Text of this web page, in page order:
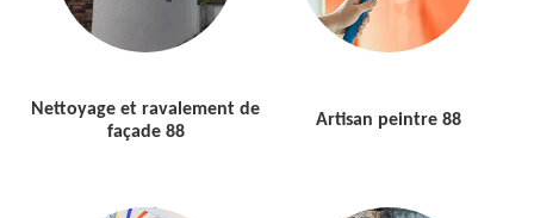
Nettoyage et ravalement de
façade 88
Artisan peintre 88